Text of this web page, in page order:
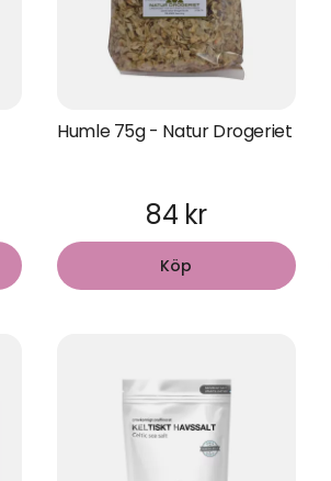
Humle 75g - Natur Drogeriet
84 kr
Köp